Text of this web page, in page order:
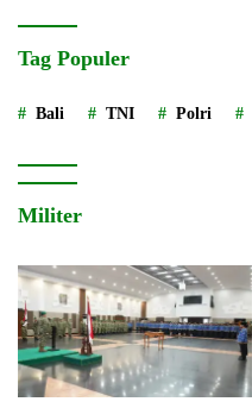
Tag Populer
Bali TNI Polri
Militer